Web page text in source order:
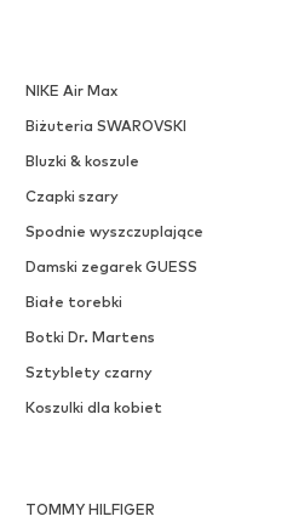
NIKE Air Max
Biżuteria SWAROVSKI
Bluzki & koszule
Czapki szary
Spodnie wyszczuplające
Damski zegarek GUESS
Białe torebki
Botki Dr. Martens
Sztyblety czarny
Koszulki dla kobiet
TOMMY HILFIGER